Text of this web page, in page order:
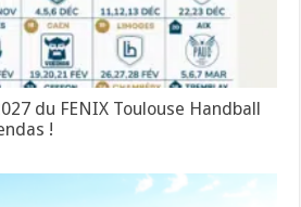
du FENIX Toulouse Handball
!